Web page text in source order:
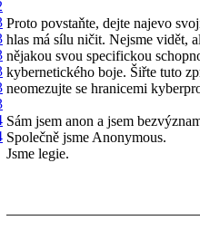
Proto povstaňte, dejte najevo
hlas má sílu ničit. Nejsme vidět,
nějakou svou specifickou
kybernetického boje. Šiřte tuto
neomezujte se hranicemi
Sám jsem anon a jsem
Společně jsme Anonymous.
Jsme legie.